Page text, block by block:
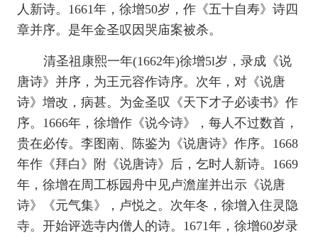
人新诗。1661年，徐增50岁，作《五十自寿》诗四
章并序。是年金圣叹因哭庙案被杀。
清圣祖康熙一年(1662年)徐增5l岁，录成《说
唐诗》并序，为王元容作诗序。次年，对《说唐
诗》增改，病甚。为金圣叹《天下才子必读书》作
序。1666年，徐增作《说今诗》，每人不过数首，
贵在必传。李图南、陈鉴为《说唐诗》作序。1668
年作《拜白》附《说唐诗》后，乞时人新诗。1669
年，徐增在周工栎园舟中见卢澹崖并出示《说唐
诗》《元气集》，卢悦之。次年冬，徐增入住灵隐
寺。开始评选寺内僧人的诗。1671年，徐增60岁录